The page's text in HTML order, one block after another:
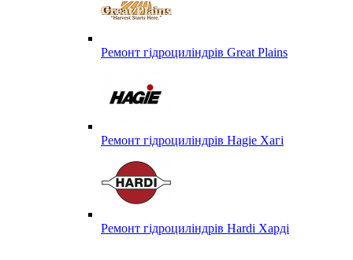
Ремонт гідроциліндрів Great Plains
Ремонт гідроциліндрів Hagie Хагі
Ремонт гідроциліндрів Hardi Харді